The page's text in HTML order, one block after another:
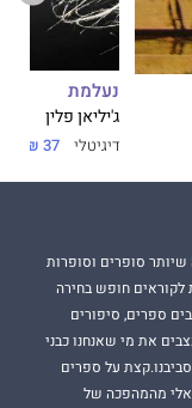
נעלמת
ג'יליאן פלין
דיגיטלי 37 ₪
סופרים וסופרות
חופש בחירה
ספרים, סיפורים
את מי שאנחנו כבני
על ספרים
מהמהפכה של